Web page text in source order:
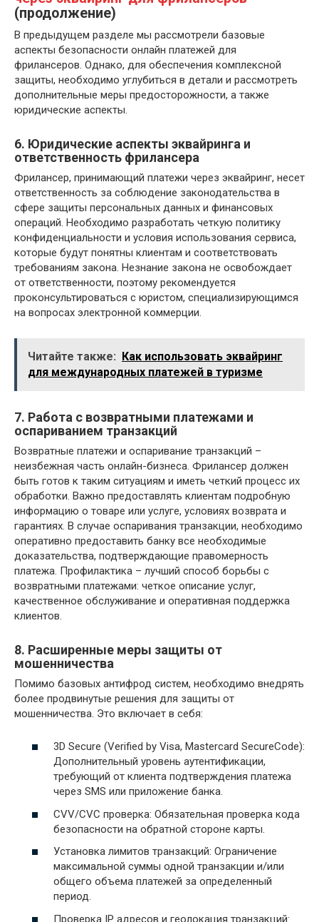
(продолжение)
В предыдущем разделе мы рассмотрели базовые
аспекты безопасности онлайн платежей для
фрилансеров. Однако, для обеспечения комплексной
защиты, необходимо углубиться в детали и рассмотреть
дополнительные меры предосторожности, а также
юридические аспекты.
6. Юридические аспекты эквайринга и
ответственность фрилансера
Фрилансер, принимающий платежи через эквайринг, несет
ответственность за соблюдение законодательства в
сфере защиты персональных данных и финансовых
операций. Необходимо разработать четкую политику
конфиденциальности и условия использования сервиса,
которые будут понятны клиентам и соответствовать
требованиям закона. Незнание закона не освобождает
от ответственности, поэтому рекомендуется
проконсультироваться с юристом, специализирующимся
на вопросах электронной коммерции.
Читайте также: Как использовать эквайринг
для международных платежей в туризме
7. Работа с возвратными платежами и
оспариванием транзакций
Возвратные платежи и оспаривание транзакций –
неизбежная часть онлайн-бизнеса. Фрилансер должен
быть готов к таким ситуациям и иметь четкий процесс их
обработки. Важно предоставлять клиентам подробную
информацию о товаре или услуге, условиях возврата и
гарантиях. В случае оспаривания транзакции, необходимо
оперативно предоставить банку все необходимые
доказательства, подтверждающие правомерность
платежа. Профилактика – лучший способ борьбы с
возвратными платежами: четкое описание услуг,
качественное обслуживание и оперативная поддержка
клиентов.
8. Расширенные меры защиты от
мошенничества
Помимо базовых антифрод систем, необходимо внедрять
более продвинутые решения для защиты от
мошенничества. Это включает в себя:
3D Secure (Verified by Visa, Mastercard SecureCode):
Дополнительный уровень аутентификации,
требующий от клиента подтверждения платежа
через SMS или приложение банка.
CVV/CVC проверка: Обязательная проверка кода
безопасности на обратной стороне карты.
Установка лимитов транзакций: Ограничение
максимальной суммы одной транзакции и/или
общего объема платежей за определенный
период.
Проверка IP адресов и геолокация транзакций: